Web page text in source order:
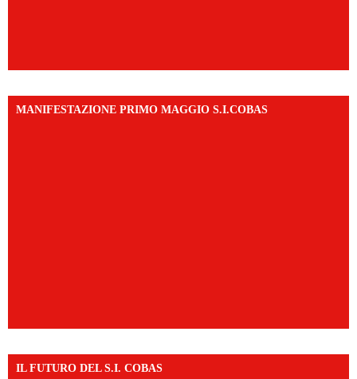
MANIFESTAZIONE PRIMO MAGGIO S.I.COBAS
IL FUTURO DEL S.I. COBAS